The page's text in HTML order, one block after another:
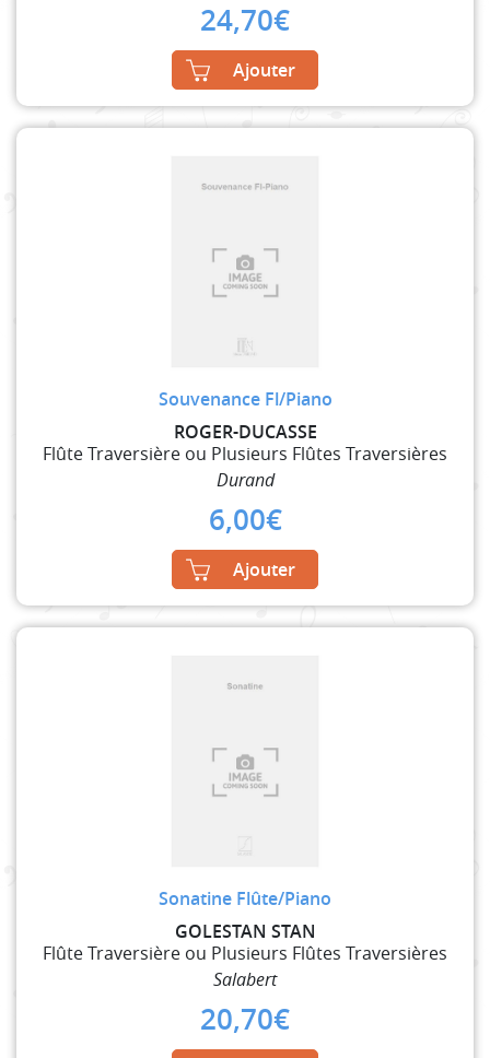
24,70€
Ajouter
Souvenance Fl/Piano
ROGER-DUCASSE
Flûte Traversière ou Plusieurs Flûtes Traversières
Durand
6,00€
Ajouter
Sonatine Flûte/Piano
GOLESTAN STAN
Flûte Traversière ou Plusieurs Flûtes Traversières
Salabert
20,70€